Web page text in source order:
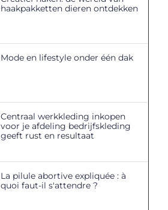
haakpakketten dieren ontdekken
Mode en lifestyle onder één dak
Centraal werkkleding inkopen
voor je afdeling bedrijfskleding
geeft rust en resultaat
La pilule abortive expliquée : à
quoi faut-il s'attendre ?